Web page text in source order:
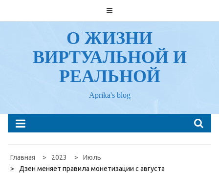
к
О ЖИЗНИ
ВИРТУАЛЬНОЙ И
РЕАЛЬНОЙ
Aprika's blog
Главная 2023
Июль
Дзен меняет правила монетизации с августа